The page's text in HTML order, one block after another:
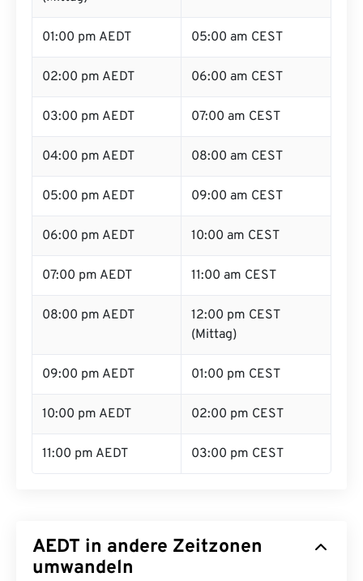
01:00 pm AEDT 05:00 am CEST
02:00 pm AEDT 06:00 am CEST
03:00 pm AEDT 07:00 am CEST
04:00 pm AEDT 08:00 am CEST
05:00 pm AEDT 09:00 am CEST
06:00 pm AEDT 10:00 am CEST
07:00 pm AEDT 11:00 am CEST
08:00 pm AEDT
12:00 pm CEST
(Mittag)
09:00 pm AEDT 01:00 pm CEST
10:00 pm AEDT 02:00 pm CEST
11:00 pm AEDT 03:00 pm CEST
AEDT in andere Zeitzonen
umwandeln